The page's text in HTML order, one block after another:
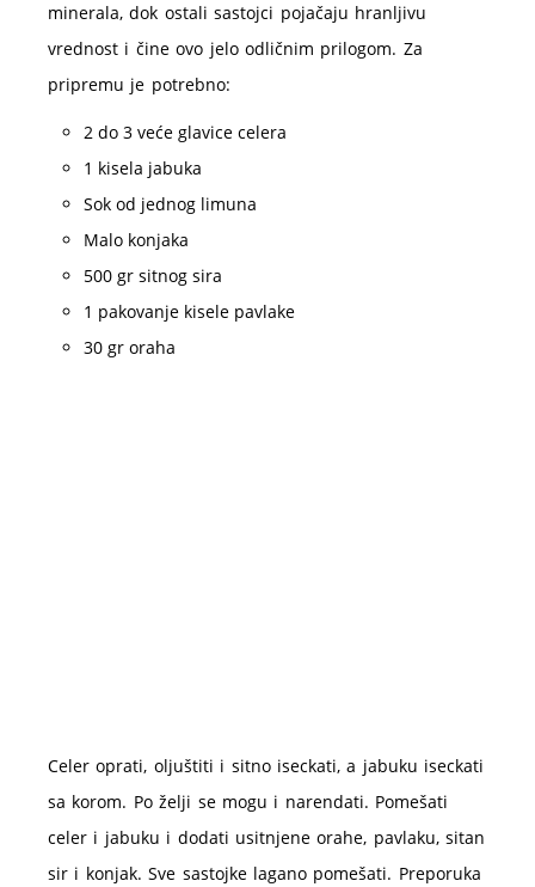
minerala, dok ostali sastojci pojačaju hranljivu
vrednost i čine ovo jelo odličnim prilogom. Za
pripremu je potrebno:
2 do 3 veće glavice celera
1 kisela jabuka
Sok od jednog limuna
Malo konjaka
500 gr sitnog sira
1 pakovanje kisele pavlake
30 gr oraha
Celer oprati, oljuštiti i sitno iseckati, a jabuku iseckati
sa korom. Po želji se mogu i narendati. Pomešati
celer i jabuku i dodati usitnjene orahe, pavlaku, sitan
sir i konjak. Sve sastojke lagano pomešati. Preporuka